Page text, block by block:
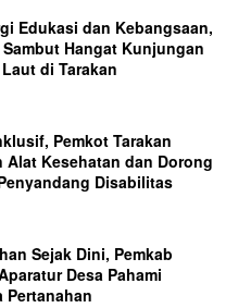
Edukasi dan Kebangsaan,
Hangat Kunjungan
di Tarakan
Pemkot Tarakan
Alat Kesehatan dan Dorong
Disabilitas
Sejak Dini, Pemkab
Desa Pahami
Pertanahan